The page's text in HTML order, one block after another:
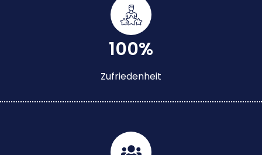
100%
Zufriedenheit